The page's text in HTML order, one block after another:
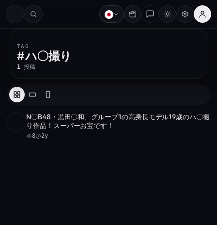
#
TAG
#ハ〇撮り
1 投稿
アーカイブ 1 件
N〇B48・黒田〇和、グループ1の高身長モデル19歳のハ〇撮
り作品！スーパーお宝です！
8 2y